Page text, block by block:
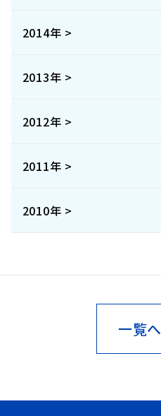
2014年 >
2013年 >
2012年 >
2011年 >
2010年 >
一覧へ